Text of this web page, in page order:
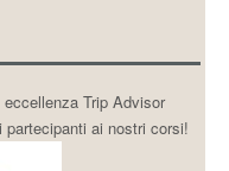
Trip Advisor
ai nostri corsi!